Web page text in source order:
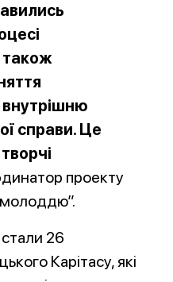
також
внутрішню
справи. Це
проекту
26
Карітасу, які